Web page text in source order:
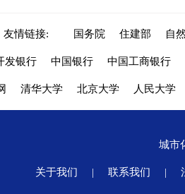
友情链接: 国务院 住建部 自
发银行 中国银行 中国工商银行
清华大学 北京大学 人民大学
城市
关于我们 | 联系我们 |